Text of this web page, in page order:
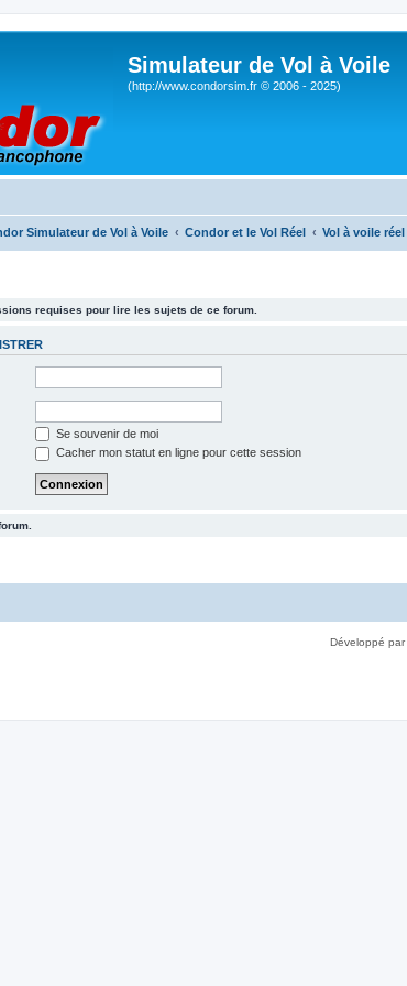
Simulateur de Vol à Voile
(http://www.condorsim.fr © 2006 - 2025)
Simulateur de Vol à Voile Condor et le Vol Réel Vol à voile réel
requises pour lire les sujets de ce forum.
Se souvenir de moi
Cacher mon statut en ligne pour cette session
Développé par